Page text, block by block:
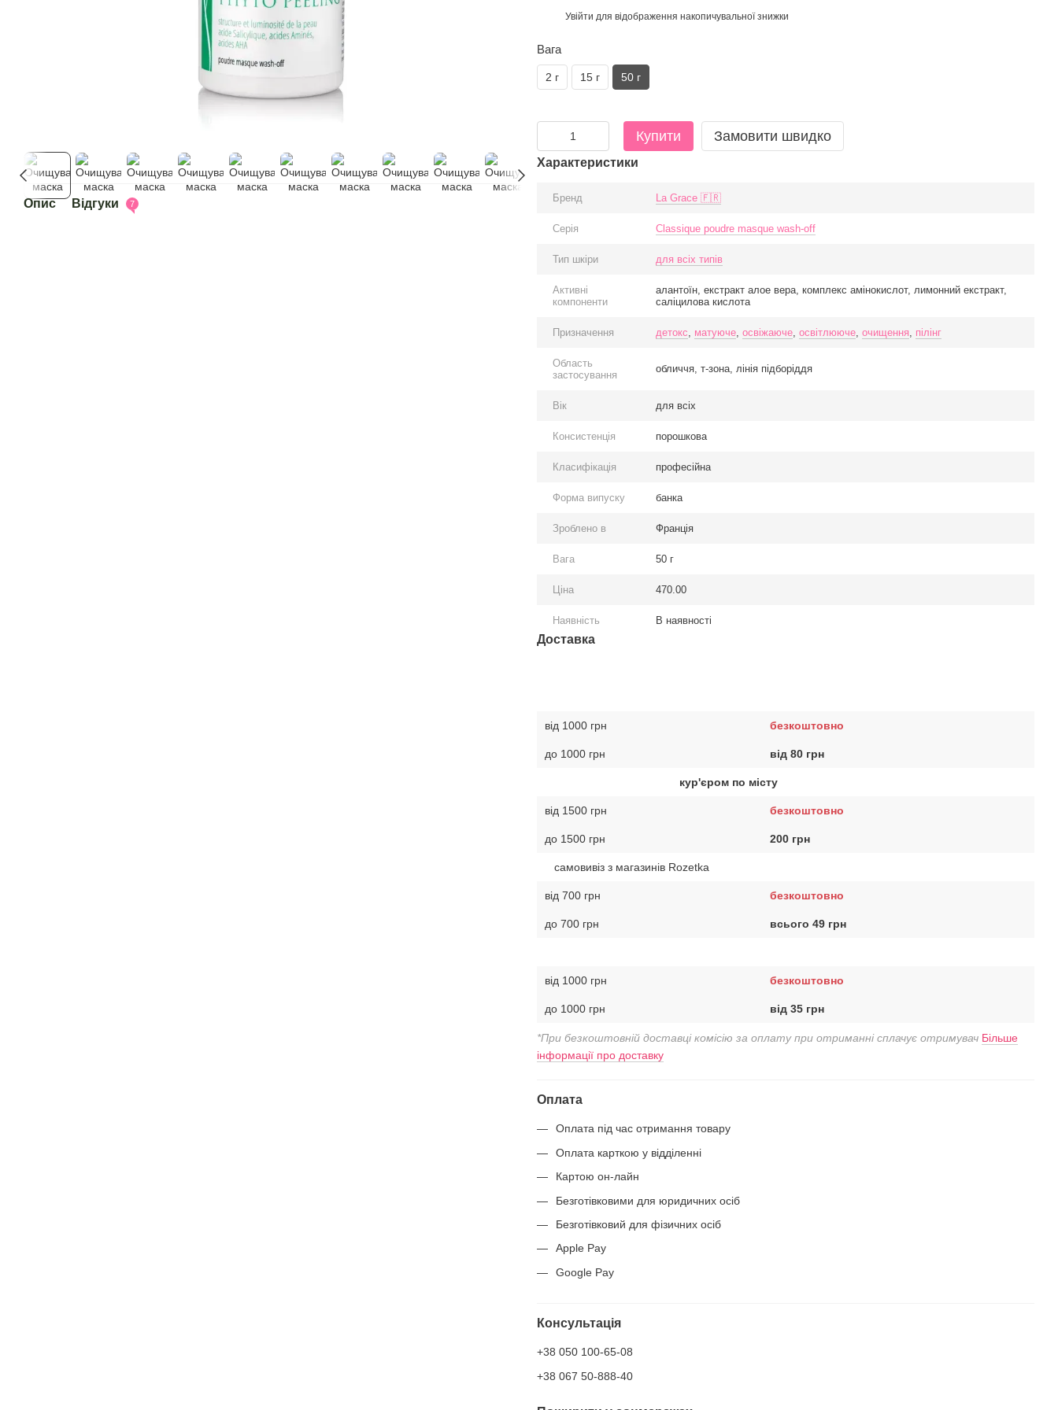
Опис Відгуки 7
Увійти для відображення накопичувальної знижки
Вага
2 г 15 г 50 г
Купити Замовити швидко
Характеристики
Бренд La Grace 🇫🇷
Серія Classique poudre masque wash-off
Тип шкіри для всіх типів
Активні
компоненти
алантоїн, екстракт алое вера, комплекс амінокислот, лимонний екстракт,
саліцилова кислота
Призначення детокс, матуюче, освіжаюче, освітлююче, очищення, пілінг
Область
застосування
обличчя, т-зона, лінія підборіддя
Вік для всіх
Консистенція порошкова
Класифікація професійна
Форма випуску банка
Зроблено в Франція
Вага 50 г
Ціна 470.00
Наявність В наявності
Доставка
від 1000 грн безкоштовно
до 1000 грн від 80 грн
кур'єром по місту
від 1500 грн безкоштовно
до 1500 грн 200 грн
самовивіз з магазинів Rozetka
від 700 грн безкоштовно
до 700 грн всього 49 грн
від 1000 грн безкоштовно
до 1000 грн від 35 грн
*При безкоштовній доставці комісію за оплату при отриманні сплачує отримувач Більше
інформації про доставку
Оплата
Оплата під час отримання товару
Оплата карткою у відділенні
Картою он-лайн
Безготівковими для юридичних осіб
Безготівковий для фізичних осіб
Apple Pay
Google Pay
Консультація
+38 050 100-65-08
+38 067 50-888-40